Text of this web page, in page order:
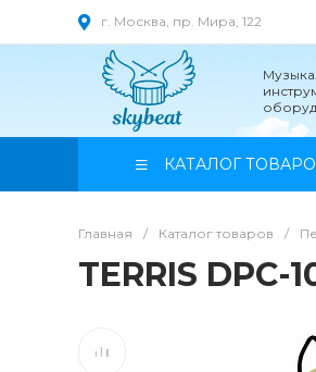
г. Москва, пр. Мира, 122
КАТАЛОГ
Главная / Каталог товаров /
TERRIS